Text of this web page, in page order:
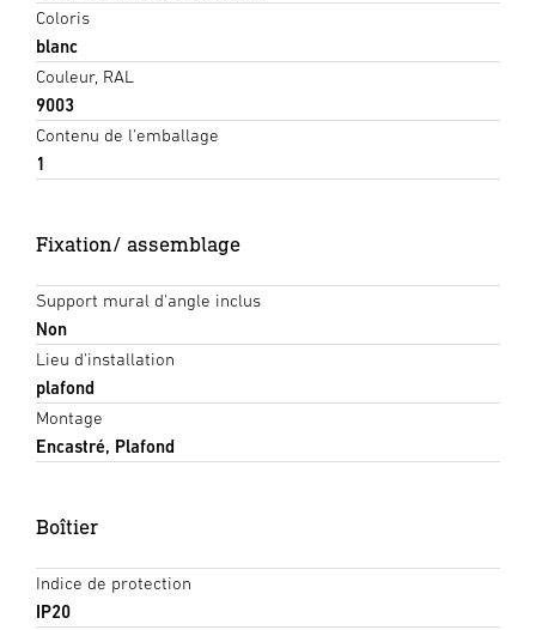
Coloris
blanc
Couleur, RAL
9003
Contenu de l'emballage
1
Fixation/ assemblage
Support mural d'angle inclus
Non
Lieu d'installation
plafond
Montage
Encastré, Plafond
Boîtier
Indice de protection
IP20